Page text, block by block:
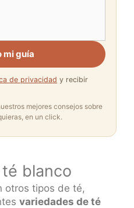
mi guía
de privacidad y recibir
mejores consejos sobre
en un click.
blanco
otros tipos de té,
variedades de té